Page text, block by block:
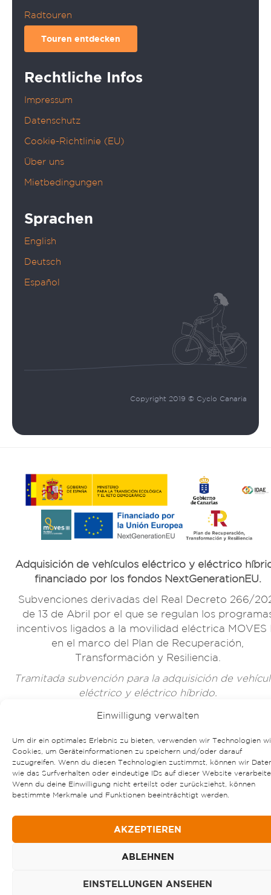
Einwilligung verwalten
Um dir ein optimales Erlebnis zu bieten, verwenden wir Technologien
Cookies, um Geräteinformationen zu speichern und/oder darauf
zuzugreifen. Wenn du diesen Technologien zustimmst, können wir
wie das Surfverhalten oder eindeutige IDs auf dieser Website
Wenn du deine Einwilligung nicht erteilst oder zurückziehst, können
bestimmte Merkmale und Funktionen beeinträchtigt werden.
AKZEPTIEREN
ABLEHNEN
EINSTELLUNGEN ANSEHEN
Radtouren
Touren entdecken
Rechtliche Infos
Impressum
Datenschutz
Cookie-Richtlinie (EU)
Über uns
Mietbedingungen
Sprachen
English
Deutsch
Español
Copyright 2019 © Cyclo Canaria
Adquisición de vehículos eléctrico y eléctrico
financiado por los fondos NextGenerationEU.
Subvenciones derivadas del Real Decreto 266/
de 13 de Abril por el que se regulan los
incentivos ligados a la movilidad eléctrica MOVES
en el marco del Plan de Recuperación,
Transformación y Resiliencia.
Tramitada subvención para la adquisición de
eléctrico y eléctrico híbrido.